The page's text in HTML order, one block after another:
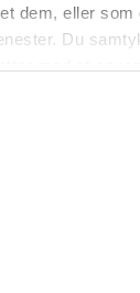
dem, eller som
Du